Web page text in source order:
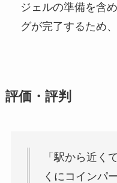
ジェルの準備を含
グが完了するため
評価・評判
「駅から近く
くにコインパ